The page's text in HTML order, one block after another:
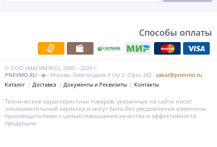
Способы оплаты
© ООО «МАГИМЭКС», 2000 – 2026 г.
PNEVMO.RU –◉– Москва, Электродная 8 стр 2. Офис 242. zakaz@pnevmo.ru
Каталог
Доставка Документы и Реквизиты Контакты
Технические характеристики товаров, указанные на сайте носят
ознакомительный характер и могут быть без уведомления изменены
производителями с целью повышения качества и эффективности
продукции.